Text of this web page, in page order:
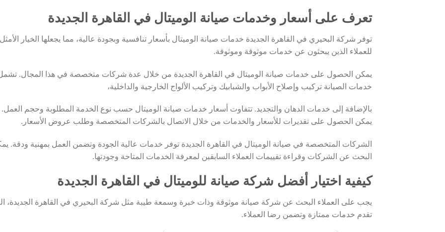
تعرف على أسعار وخدمات صيانة الوميتال في القاهرة الجديدة
توفر شركة البحيري في القاهرة الجديدة خدمات صيانة الوميتال بأسعار تنافسية وبجودة عالية، مما يجعلها الخيار الأمثل
للعملاء الذين يبحثون عن خدمات موثوقة وموثوقة.
يمكن الحصول على خدمات صيانة الوميتال في القاهرة الجديدة من خلال عدة شركات متخصصة في هذا المجال.
خدمات الصيانة تركيب وإصلاح الأبواب والشبابيك وتركيب الألواح الخارجية والداخلية،
بالإضافة إلى خدمات الدهان والتجديد. تتفاوت أسعار خدمات صيانة الوميتال حسب نوع الخدمة المطلوبة وحجم العمل.
يمكن الحصول على تقديرات للأسعار والخدمات من خلال الاتصال بالشركات المتخصصة وطلب عروض الأسعار.
الشركات المتخصصة في صيانة الوميتال في القاهرة الجديدة توفر خدمات عالية الجودة وتضمن العمل بمهنية ودقة.
البحث عن الشركات وقراءة تقييمات العملاء السابقين لمعرفة الخدمات المتاحة وجودتها.
كيفية اختيار أفضل شركة صيانة للوميتال في القاهرة الجديدة
يجب على العملاء البحث عن شركة صيانة موثوقة وذات خبرة وسمعة طيبة مثل شركة البحيري في القاهرة الجديدة،
تقدم خدمات ممتازة وتضمن رضا العملاء.